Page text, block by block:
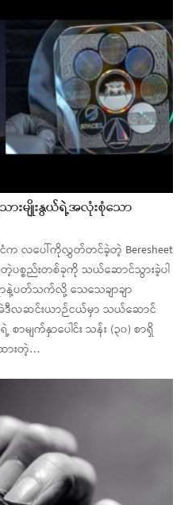
ားမျိုးနွယ်ရဲ့အလုံးစုံသော
ငံက လပေါ်ကိုလွှတ်တင်ခဲ့တဲ့ Beresheet
စ္စည်းတစ်ခုကို သယ်ဆောင်သွားခဲ့ပါ
နဲ့ပတ်သက်လို့ သေသေချာချာ
မဲ့ အဲဒီလဆင်းယာဉ်ငယ်မှာ သယ်ဆောင်
ာမျက်နှာပေါင်း သန်း (၃၀) စာရှိ
ားတဲ့…